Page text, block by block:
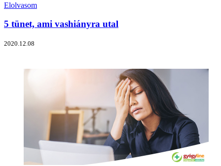
Elolvasom
5 tünet, ami vashiányra utal
2020.12.08